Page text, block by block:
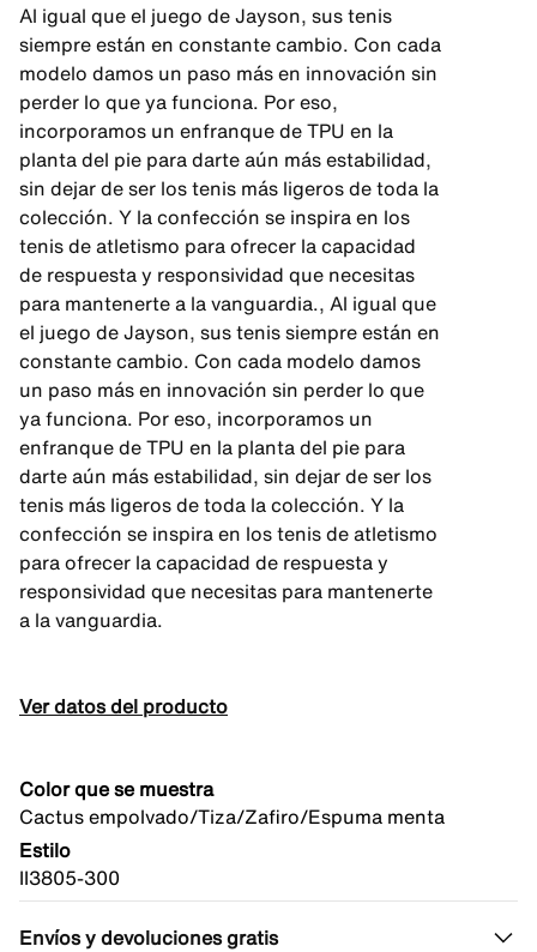
Al igual que el juego de Jayson, sus tenis
siempre están en constante cambio. Con cada
modelo damos un paso más en innovación sin
perder lo que ya funciona. Por eso,
incorporamos un enfranque de TPU en la
planta del pie para darte aún más estabilidad,
sin dejar de ser los tenis más ligeros de toda la
colección. Y la confección se inspira en los
tenis de atletismo para ofrecer la capacidad
de respuesta y responsividad que necesitas
para mantenerte a la vanguardia., Al igual que
el juego de Jayson, sus tenis siempre están en
constante cambio. Con cada modelo damos
un paso más en innovación sin perder lo que
ya funciona. Por eso, incorporamos un
enfranque de TPU en la planta del pie para
darte aún más estabilidad, sin dejar de ser los
tenis más ligeros de toda la colección. Y la
confección se inspira en los tenis de atletismo
para ofrecer la capacidad de respuesta y
responsividad que necesitas para mantenerte
a la vanguardia.
Ver datos del producto
Color que se muestra
Cactus empolvado/Tiza/Zafiro/Espuma menta
Estilo
II3805-300
Envíos y devoluciones gratis